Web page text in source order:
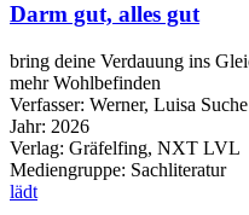
Darm gut, alles gut
bring deine Verdauung ins
mehr Wohlbefinden
Verfasser: Werner, Luisa
Jahr: 2026
Verlag: Gräfelfing, NXT LVL
Mediengruppe: Sachliteratur
lädt